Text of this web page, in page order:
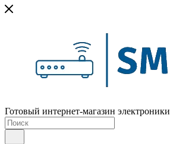
Готовый интернет-магазин электроники